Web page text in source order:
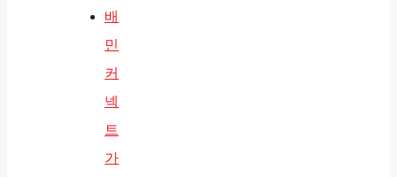
배
민
커
넥
트
가